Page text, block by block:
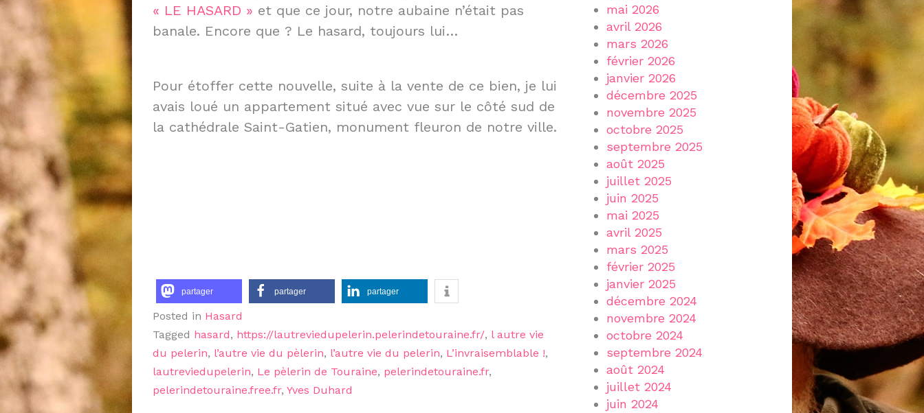
« LE HASARD » et que ce jour, notre aubaine n’était pas
banale. Encore que ? Le hasard, toujours lui…
Pour étoffer cette nouvelle, suite à la vente de ce bien, je lui
avais loué un appartement situé avec vue sur le côté sud de
la cathédrale Saint-Gatien, monument fleuron de notre ville.
partager partager partager
Posted in Hasard
Tagged hasard, https://lautreviedupelerin.pelerindetouraine.fr/, l autre vie
du pelerin, l’autre vie du pèlerin, l’autre vie du pelerin, L’invraisemblable !,
lautreviedupelerin, Le pèlerin de Touraine, pelerindetouraine.fr,
pelerindetouraine.free.fr, Yves Duhard
mai 2026
avril 2026
mars 2026
février 2026
janvier 2026
décembre 2025
novembre 2025
octobre 2025
septembre 2025
août 2025
juillet 2025
juin 2025
mai 2025
avril 2025
mars 2025
février 2025
janvier 2025
décembre 2024
novembre 2024
octobre 2024
septembre 2024
août 2024
juillet 2024
juin 2024